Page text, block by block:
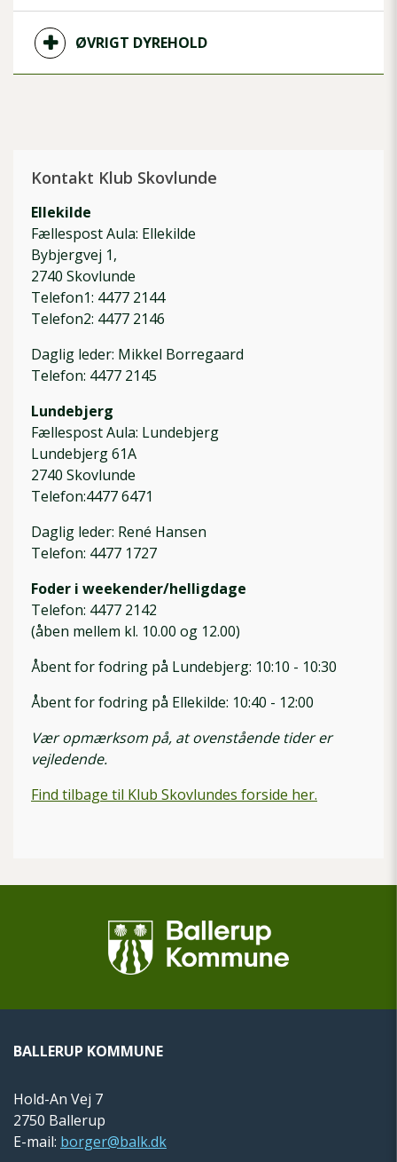
ØVRIGT DYREHOLD
Kontakt Klub Skovlunde
Ellekilde
Fællespost Aula: Ellekilde
Bybjergvej 1,
2740 Skovlunde
Telefon1: 4477 2144
Telefon2: 4477 2146
Daglig leder: Mikkel Borregaard
Telefon: 4477 2145
Lundebjerg
Fællespost Aula: Lundebjerg
Lundebjerg 61A
2740 Skovlunde
Telefon:4477 6471
Daglig leder: René Hansen
Telefon: 4477 1727
Foder i weekender/helligdage
Telefon: 4477 2142
(åben mellem kl. 10.00 og 12.00)
Åbent for fodring på Lundebjerg: 10:10 - 10:30
Åbent for fodring på Ellekilde: 10:40 - 12:00
Vær opmærksom på, at ovenstående tider er
vejledende.
Find tilbage til Klub Skovlundes forside her.
BALLERUP KOMMUNE
Hold-An Vej 7
2750 Ballerup
E-mail: borger@balk.dk